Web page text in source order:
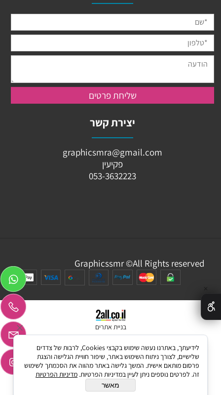
יצירת קשר
graphicsmra@gmail.com
פקיעין
053-3632223
בניית אתרים
לידיעתך, באתרנו נעשה שימוש בקבצי Cookies, לרבות של צדדים
שלישיים, לצורך ניתוח השימוש באתר, שיפור חוויית הגלישה והצגת
פרסום מותאם אישית. המשך גלישה באתר מהווה את הסכמתך לשימוש
זה. לפרטים נוספים ניתן לעיין במדיניות הפרטיות. מדיניות הפרטיות
מאשר